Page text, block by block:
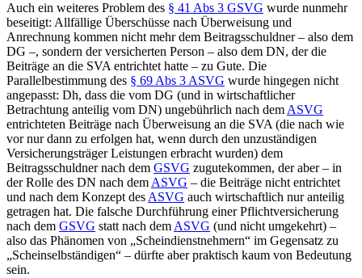
Auch ein weiteres Problem des § 41 Abs 3 GSVG wurde nunmehr
beseitigt: Allfällige Überschüsse nach Überweisung und
Anrechnung kommen nicht mehr dem Beitragsschuldner – also dem
DG –, sondern der versicherten Person – also dem DN, der die
Beiträge an die SVA entrichtet hatte – zu Gute. Die
Parallelbestimmung des § 69 Abs 3 ASVG wurde hingegen nicht
angepasst: Dh, dass die vom DG (und in wirtschaftlicher
Betrachtung anteilig vom DN) ungebührlich nach dem ASVG
entrichteten Beiträge nach Überweisung an die SVA (die nach wie
vor nur dann zu erfolgen hat, wenn durch den unzuständigen
Versicherungsträger Leistungen erbracht wurden) dem
Beitragsschuldner nach dem GSVG zugutekommen, der aber – in
der Rolle des DN nach dem ASVG – die Beiträge nicht entrichtet
und nach dem Konzept des ASVG auch wirtschaftlich nur anteilig
getragen hat. Die falsche Durchführung einer Pflichtversicherung
nach dem GSVG statt nach dem ASVG (und nicht umgekehrt) –
also das Phänomen von „Scheindienstnehmern“ im Gegensatz zu
„Scheinselbständigen“ – dürfte aber praktisch kaum von Bedeutung
sein.